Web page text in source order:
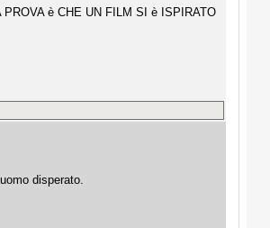
è CHE UN FILM SI è ISPIRATO
disperato.